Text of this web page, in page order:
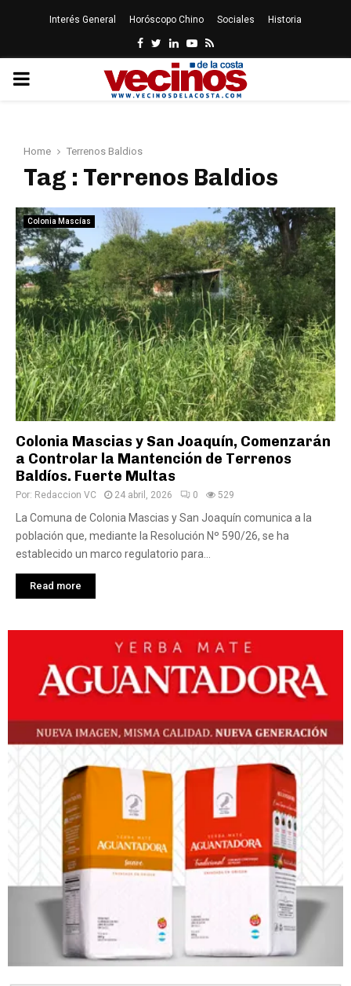
Interés General Horóscopo Chino Sociales Historia
Facebook
Twitter
LinkedinYoutube
Rss
PRIMARY
Home Terrenos Baldios
Tag : Terrenos Baldios
Colonia Mascías
Colonia Mascias y San Joaquín, Comenzarán
a Controlar la Mantención de Terrenos
Baldíos. Fuerte Multas
Por: Redaccion VC 24 abril, 2026 0 529
La Comuna de Colonia Mascias y San Joaquín comunica a la
población que, mediante la Resolución Nº 590/26, se ha
establecido un marco regulatorio para...
Read more